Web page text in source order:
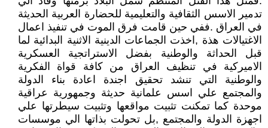
تدمير الاسس الثقافية والتعليمية للحضارة العربية الحديثة
في العراق .ففي حين قامت فرق الموت في تنفيذ اعمال
الاغتيالات هذة ,اخذت الجماعات الدينية الاثنية البدائية لما
قبل الحداثة والوطنية بفضل الاستراتجية العسكرية
الاميركية في تنظيف العراق من كافة قواة الفكرية
والوطنية التي تنشد تحقيق اجندة اعادة بناء الدولة
والمجتمع علي اسس علمانية حديثة وجمهورية عراقية
موحدة كما تمكنت تثبيت مواقعها وتثبيت سيطرتها علي
اجهزة الدولة والمجتمع ,بل تحولت بذاتها الي موسسات